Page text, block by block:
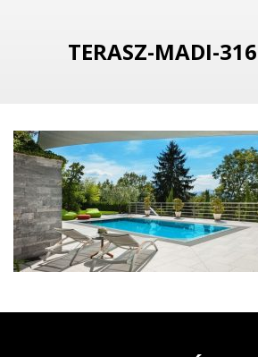
TERASZ-MADI-